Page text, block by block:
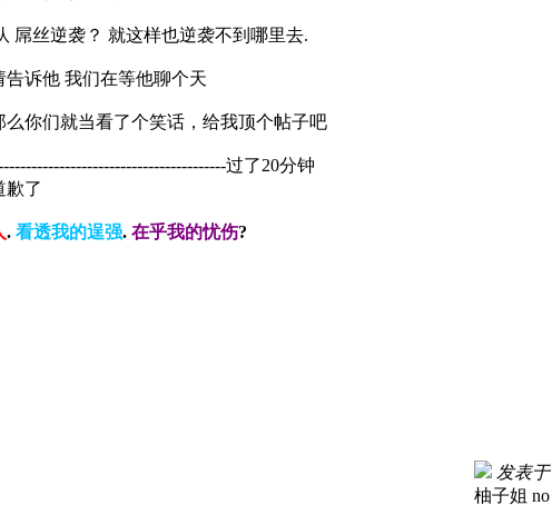
屌丝逆袭？ 就这样也逆袭不到哪里去.
诉他 我们在等他聊个天
么你们就当看了个笑话，给我顶个帖子吧
过了20分钟
歉了
. 看透我的逞强. 在乎我的忧伤?
发表于
柚子姐